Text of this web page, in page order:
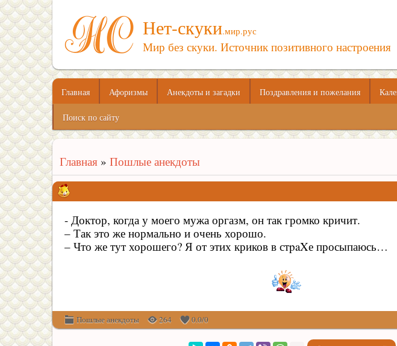
Нет-скуки.мир.рус
Мир без скуки. Источник позитивного настроения
Главная Афоризмы Анекдоты и загадки Поздравления и пожелания
Поиск по сайту
Главная » Пошлые анекдоты
- Доктор, когда у моего мужа оргазм, он так громко кричит.
– Так это же нормально и очень хорошо.
– Что же тут хорошего? Я от этих криков в стpaXе просыпаюсь…
Пошлые анекдоты 264 0.0/0